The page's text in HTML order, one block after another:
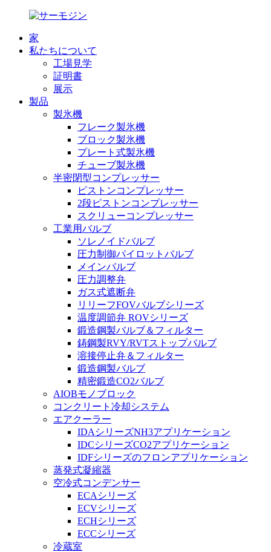
家
私たちについて
工場見学
証明書
展示
製品
製氷機
フレーク製氷機
ブロック製氷機
プレート式製氷機
チューブ製氷機
半密閉型コンプレッサー
ピストンコンプレッサー
2段ピストンコンプレッサー
スクリューコンプレッサー
工業用バルブ
ソレノイドバルブ
圧力制御パイロットバルブ
メインバルブ
圧力調整弁
ガス式遮断弁
リリーフFOVバルブシリーズ
温度調節弁 ROVシリーズ
鍛造鋼製バルブ＆フィルター
鋳鋼製RVY/RVTストップバルブ
溶接停止弁＆フィルター
鍛造鋼製バルブ
精密鍛造CO2バルブ
AIOBモノブロック
コンクリート冷却システム
エアクーラー
IDAシリーズNH3アプリケーション
IDCシリーズCO2アプリケーション
IDFシリーズのフロンアプリケーション
蒸発式凝縮器
空冷式コンデンサー
ECAシリーズ
ECVシリーズ
ECHシリーズ
ECCシリーズ
冷蔵室